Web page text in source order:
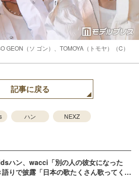
GEON（ソ ゴン）、TOMOYA（トモヤ）（C）
記事に戻る
ハン NEXZ
ハン、wacci「別の人の彼女になった
語りで披露「日本の歌たくさん歌ってくれ